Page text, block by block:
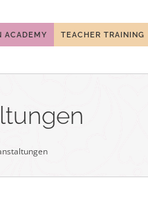
ACADEMY TEACHER TRAINING